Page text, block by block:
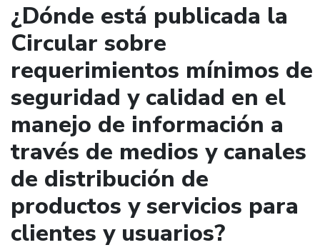
¿Dónde está publicada la
Circular sobre
requerimientos mínimos de
seguridad y calidad en el
manejo de información a
través de medios y canales
de distribución de
productos y servicios para
clientes y usuarios?